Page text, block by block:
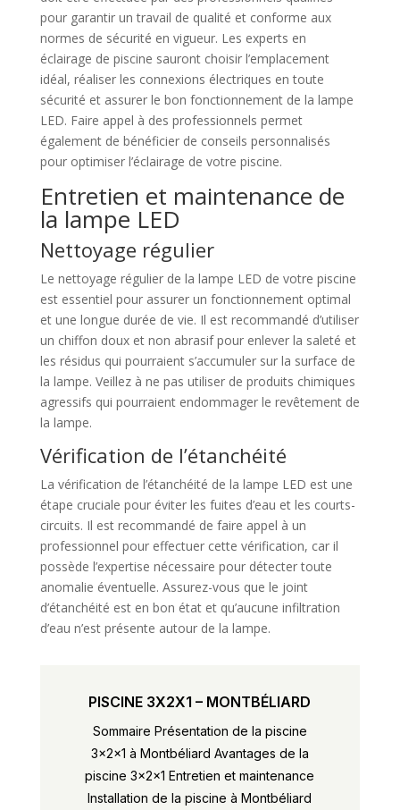
pour garantir un travail de qualité et conforme aux
normes de sécurité en vigueur. Les experts en
éclairage de piscine sauront choisir l’emplacement
idéal, réaliser les connexions électriques en toute
sécurité et assurer le bon fonctionnement de la lampe
LED. Faire appel à des professionnels permet
également de bénéficier de conseils personnalisés
pour optimiser l’éclairage de votre piscine.
Entretien et maintenance de
la lampe LED
Nettoyage régulier
Le nettoyage régulier de la lampe LED de votre piscine
est essentiel pour assurer un fonctionnement optimal
et une longue durée de vie. Il est recommandé d’utiliser
un chiffon doux et non abrasif pour enlever la saleté et
les résidus qui pourraient s’accumuler sur la surface de
la lampe. Veillez à ne pas utiliser de produits chimiques
agressifs qui pourraient endommager le revêtement de
la lampe.
Vérification de l’étanchéité
La vérification de l’étanchéité de la lampe LED est une
étape cruciale pour éviter les fuites d’eau et les courts-
circuits. Il est recommandé de faire appel à un
professionnel pour effectuer cette vérification, car il
possède l’expertise nécessaire pour détecter toute
anomalie éventuelle. Assurez-vous que le joint
d’étanchéité est en bon état et qu’aucune infiltration
d’eau n’est présente autour de la lampe.
PISCINE 3X2X1 – MONTBÉLIARD
Sommaire Présentation de la piscine
3x2x1 à Montbéliard Avantages de la
piscine 3x2x1 Entretien et maintenance
Installation de la piscine à Montbéliard